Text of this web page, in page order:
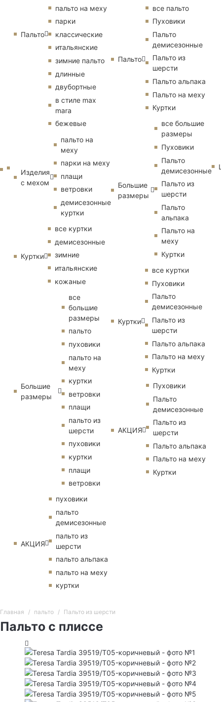
Пальто
пальто на меху
парки
классические
итальянские
зимние пальто
длинные
двубортные
в стиле max
mara
бежевые
Изделия
с мехом
пальто на
меху
парки на меху
плащи
ветровки
демисезонные
куртки
Куртки
все куртки
демисезонные
зимние
итальянские
кожаные
Большие
размеры
все
большие
размеры
пальто
пуховики
пальто на
меху
куртки
ветровки
плащи
пальто из
шерсти
пуховики
куртки
плащи
ветровки
АКЦИЯ
пуховики
пальто
демисезонные
пальто из
шерсти
пальто альпака
пальто на меху
куртки
Пальто
все пальто
Пуховики
Пальто
демисезонные
Пальто из
шерсти
Пальто альпака
Пальто на меху
Куртки
Большие
размеры
все большие
размеры
Пуховики
Пальто
демисезонные
Пальто из
шерсти
Пальто
альпака
Пальто на
меху
Куртки
Куртки
все куртки
Пуховики
Пальто
демисезонные
Пальто из
шерсти
Пальто альпака
Пальто на меху
Куртки
АКЦИЯ
Пуховики
Пальто
демисезонные
Пальто из
шерсти
Пальто альпака
Пальто на меху
Куртки
Главная пальто Пальто из шерсти
Пальто с плиссе